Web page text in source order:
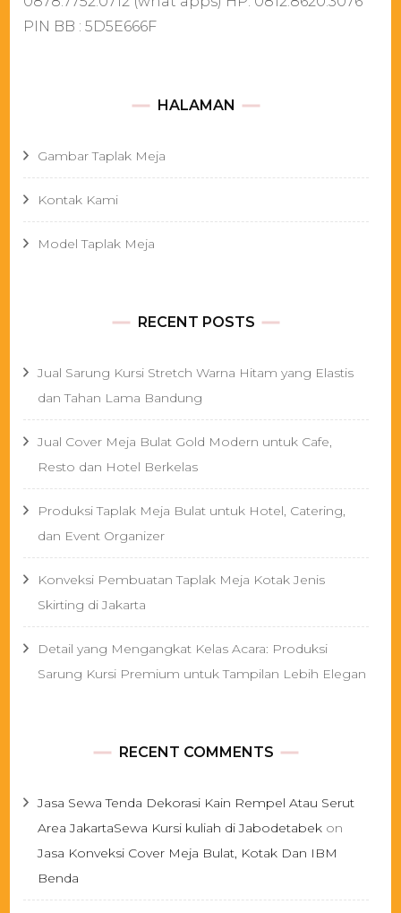
PIN BB : 5D5E666F
HALAMAN
Gambar Taplak Meja
Kontak Kami
Model Taplak Meja
RECENT POSTS
Jual Sarung Kursi Stretch Warna Hitam yang Elastis
dan Tahan Lama Bandung
Jual Cover Meja Bulat Gold Modern untuk Cafe,
Resto dan Hotel Berkelas
Produksi Taplak Meja Bulat untuk Hotel, Catering,
dan Event Organizer
Konveksi Pembuatan Taplak Meja Kotak Jenis
Skirting di Jakarta
Detail yang Mengangkat Kelas Acara: Produksi
Sarung Kursi Premium untuk Tampilan Lebih Elegan
RECENT COMMENTS
Jasa Sewa Tenda Dekorasi Kain Rempel Atau Serut
Area JakartaSewa Kursi kuliah di Jabodetabek on
Jasa Konveksi Cover Meja Bulat, Kotak Dan IBM
Benda